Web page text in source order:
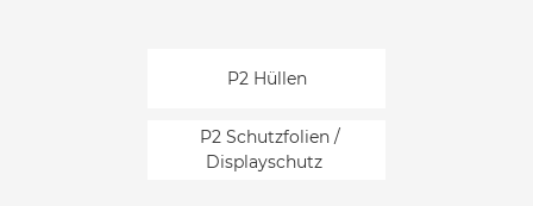
P2 Hüllen
P2 Schutzfolien /
Displayschutz